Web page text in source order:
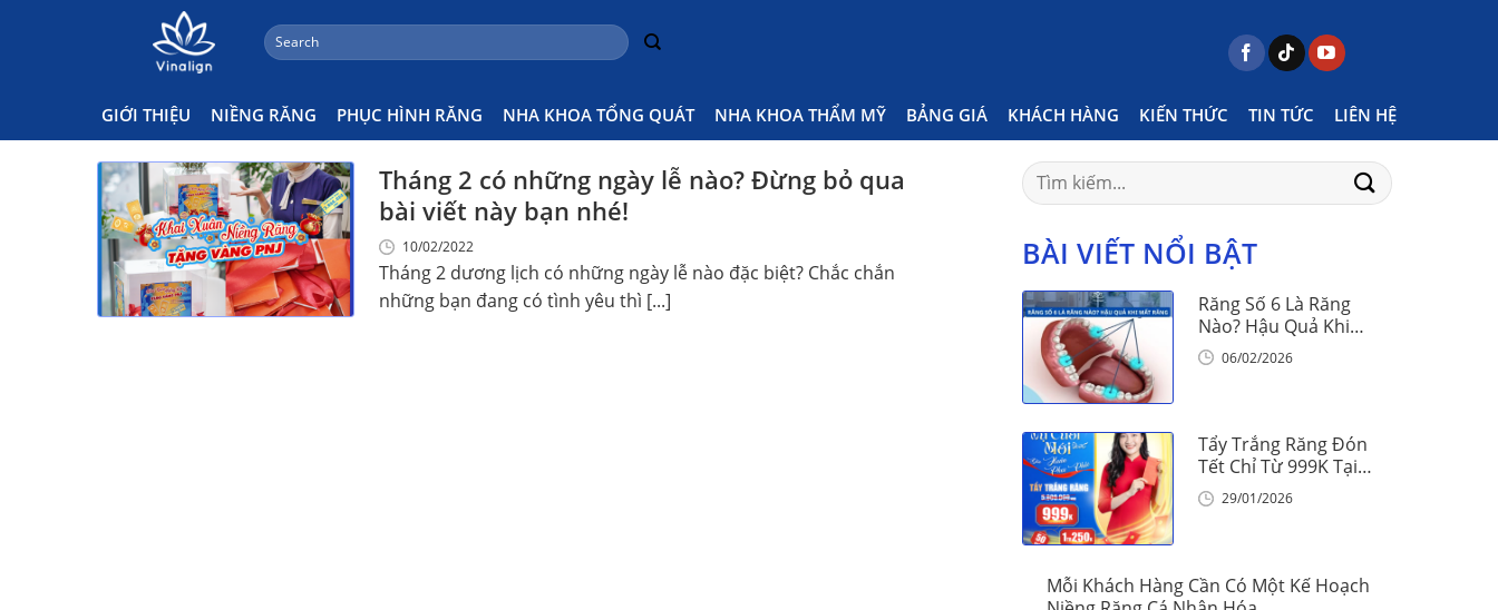
Search
for:
GIỚI THIỆU NIỀNG RĂNG PHỤC HÌNH RĂNG NHA KHOA TỔNG QUÁT NHA KHOA THẨM MỸ BẢNG GIÁ KHÁCH HÀNG KIẾN THỨC TIN TỨC LIÊN HỆ
Tháng 2 Dương Lịch Có Gì Posts tagged "tháng 2 dương lịch có gì"
Tháng 2 có những ngày lễ nào? Đừng bỏ qua
bài viết này bạn nhé!
10/02/2022
Tháng 2 dương lịch có những ngày lễ nào đặc biệt? Chắc chắn
những bạn đang có tình yêu thì [...]
Search
for:
BÀI VIẾT NỔI BẬT
Răng Số 6 Là Răng
Nào? Hậu Quả Khi
Mất Răng Số 6
06/02/2026
Tẩy Trắng Răng Đón
Tết Chỉ Từ 999K Tại
Nha Khoa Vinalign
29/01/2026
Mỗi Khách Hàng Cần Có Một Kế Hoạch